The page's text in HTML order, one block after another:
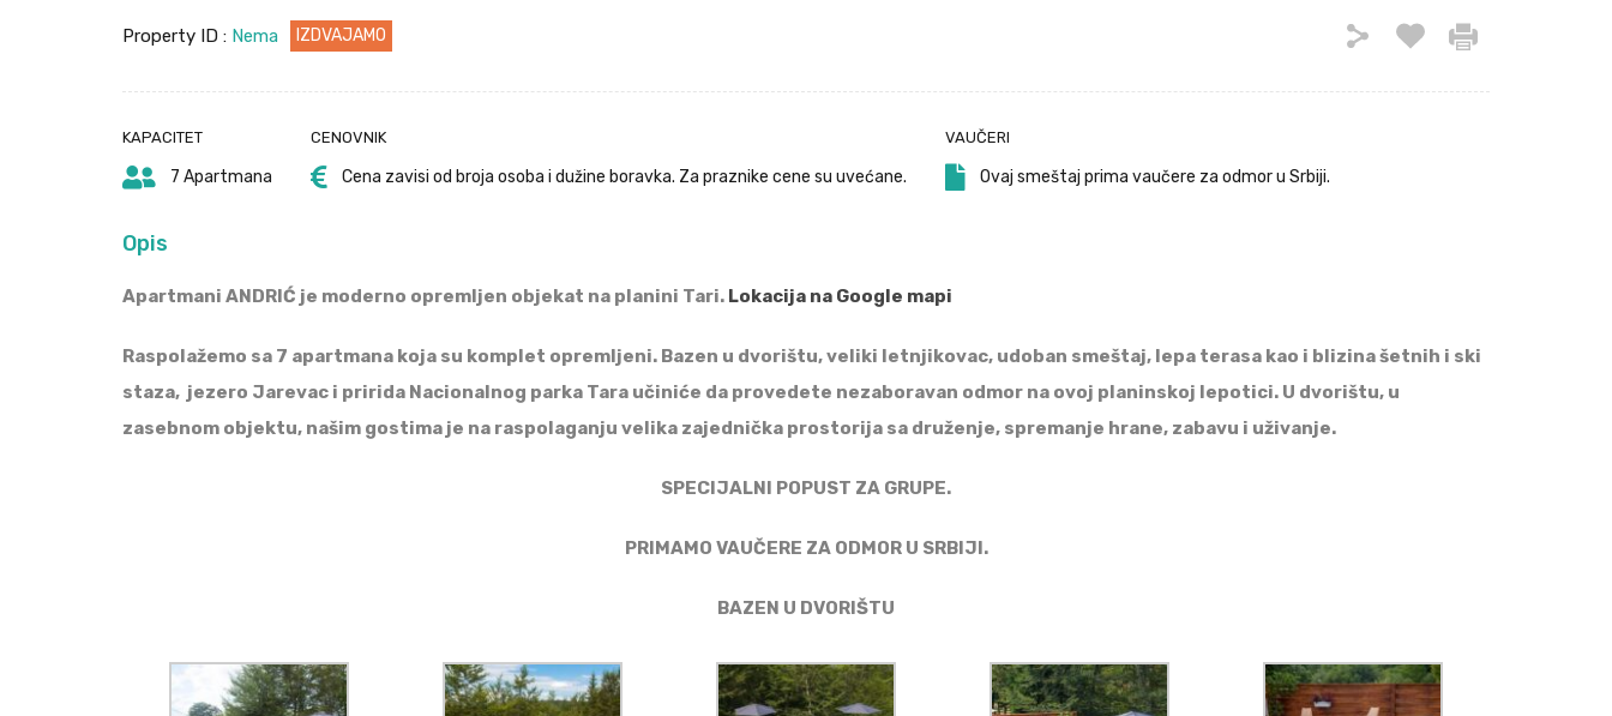
Property ID : Nema IZDVAJAMO
KAPACITET
7 Apartmana
CENOVNIK
Cena zavisi od broja osoba i dužine boravka. Za praznike cene su uvećane.
VAUČERI
Ovaj smeštaj prima vaučere za odmor u Srbiji.
Opis
Apartmani ANDRIĆ je moderno opremljen objekat na planini Tari. Lokacija na Google mapi
Raspolažemo sa 7 apartmana koja su komplet opremljeni. Bazen u dvorištu, veliki letnjikovac, udoban smeštaj, lepa terasa kao i blizina šetnih i ski
staza, jezero Jarevac i pririda Nacionalnog parka Tara učiniće da provedete nezaboravan odmor na ovoj planinskoj lepotici. U dvorištu, u
zasebnom objektu, našim gostima je na raspolaganju velika zajednička prostorija sa druženje, spremanje hrane, zabavu i uživanje.
SPECIJALNI POPUST ZA GRUPE.
PRIMAMO VAUČERE ZA ODMOR U SRBIJI.
BAZEN U DVORIŠTU